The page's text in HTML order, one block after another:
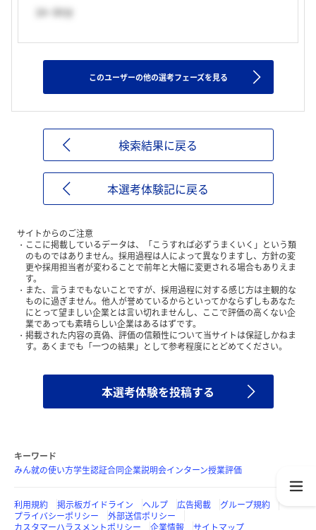
16~30分
このユーザーの他の選考フェーズを見る
検索結果に戻る
本選考体験記に戻る
サイトからのご注意
ここに掲載しているデータは、「こうすれば必ずうまくいく」という類
のものではありません。採用過程は人によって異なりますし、方針の変
更や採用担当者が変わることで前年と大幅に変更される場合もありえま
す。
また、言うまでもないことですが、採用過程に対する感じ方は主観的な
ものに過ぎません。他人が誉めているからといってかならずしもあなた
にとって望ましい企業とは言い切れませんし、ここで評価の高くない企
業であっても素晴らしい企業はあるはずです。
掲載された内容の真偽、評価の信頼性について当サイトは保証しかねま
す。あくまでも「一つの結果」として参考程度にとどめてください。
本選考体験を投稿する
キーワード
みん就の使い方学生認証合同企業説明会インターン授業評価
利用規約 掲示板ガイドライン ヘルプ 広告掲載
グループ規約
プライバシーポリシー
外部送信ポリシー
カスタマーハラスメントポリシー
企業情報 サイトマップ